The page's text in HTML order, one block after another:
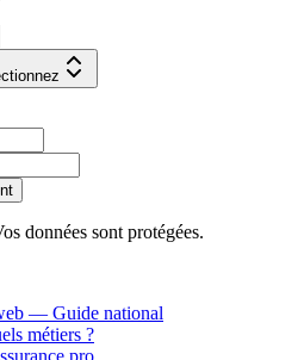
données sont protégées.
— Guide national
métiers ?
pro